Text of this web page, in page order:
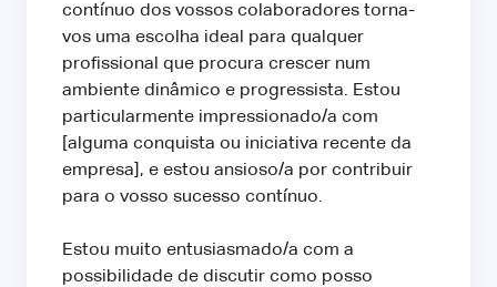
contínuo dos vossos colaboradores torna-
vos uma escolha ideal para qualquer
profissional que procura crescer num
ambiente dinâmico e progressista. Estou
particularmente impressionado/a com
[alguma conquista ou iniciativa recente da
empresa], e estou ansioso/a por contribuir
para o vosso sucesso contínuo.
Estou muito entusiasmado/a com a
possibilidade de discutir como posso